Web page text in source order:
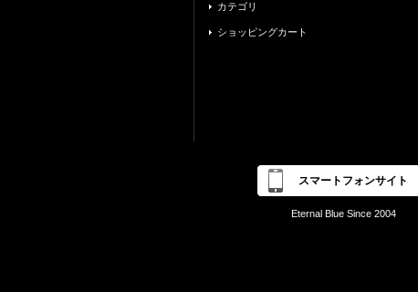
カテゴリ
ショッピングカート
スマートフォンサイト
Eternal Blue Since 2004